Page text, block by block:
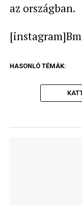
az országban.
HASONLÓ TÉMÁK: